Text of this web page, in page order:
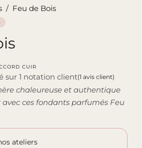
/ Feu de Bois
CUIR
sur 1 notation client(1 avis client)
chaleureuse et authentique
ces fondants parfumés Feu
ateliers